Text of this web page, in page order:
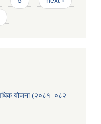
योजना (२०८१–०८२–